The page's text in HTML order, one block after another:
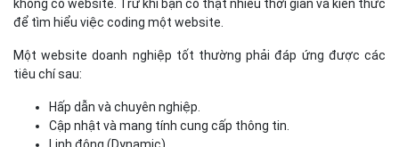
muốn website có khả năng thu hút khách truy cập tốt nhất, giúp
chuyển đổi thành khách hàng tiềm năng và giữ họ quay lại.
>>> Xem thêm:Làm sao để chọn đúng CMS cho doanh nghiệp?
CMS giúp cập nhập nội dung
hiệu quả